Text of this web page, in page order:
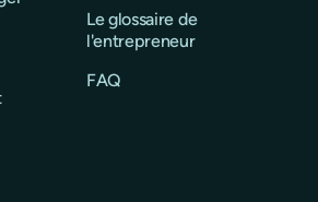
Le glossaire de
l'entrepreneur
FAQ